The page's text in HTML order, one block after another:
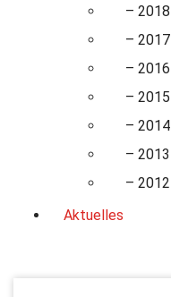
– 2018
– 2017
– 2016
– 2015
– 2014
– 2013
– 2012
Aktuelles